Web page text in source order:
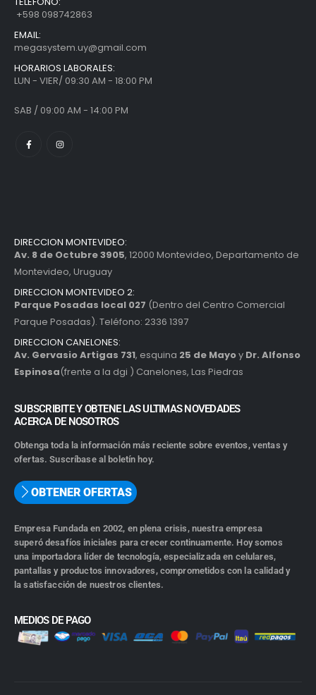
+598 098742863
EMAIL:
megasystem.uy@gmail.com
HORARIOS LABORALES:
LUN - VIER/ 09:30 AM - 18:00 PM
SAB / 09:00 AM - 14:00 PM
DIRECCION MONTEVIDEO:
Av. 8 de Octubre 3905, 12000 Montevideo, Departamento de
Montevideo, Uruguay
DIRECCION MONTEVIDEO 2:
Parque Posadas local 027 (Dentro del Centro Comercial
Parque Posadas). Teléfono: 2336 1397
DIRECCION CANELONES:
Av. Gervasio Artigas 731, esquina 25 de Mayoy Dr. Alfonso
Espinosa(frente a la dgi ) Canelones, Las Piedras
SUBSCRIBITE Y OBTENE LAS ULTIMAS NOVEDADES
ACERCA DE NOSOTROS
Obtenga toda la información más reciente sobre eventos, ventas y
ofertas. Suscríbase al boletín hoy.
OBTENER OFERTAS
Empresa Fundada en 2002, en plena crisis, nuestra empresa
superó desafíos iniciales para crecer continuamente. Hoy somos
una importadora líder de tecnología, especializada en celulares,
pantallas y productos innovadores, comprometidos con la calidad y
la satisfacción de nuestros clientes.
MEDIOS DE PAGO